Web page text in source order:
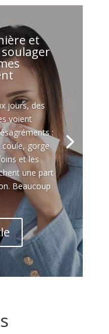
et
jours, des
voient
:
coule, gorge
et les
une part
Beaucoup